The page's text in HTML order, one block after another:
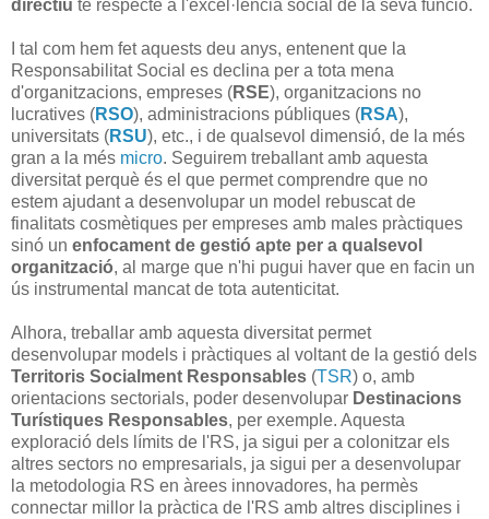
directiu té respecte a l'excel·lència social de la seva funció.
I tal com hem fet aquests deu anys, entenent que la
Responsabilitat Social es declina per a tota mena
d'organitzacions, empreses (RSE), organitzacions no
lucratives (RSO), administracions públiques (RSA),
universitats (RSU), etc., i de qualsevol dimensió, de la més
gran a la més micro. Seguirem treballant amb aquesta
diversitat perquè és el que permet comprendre que no
estem ajudant a desenvolupar un model rebuscat de
finalitats cosmètiques per empreses amb males pràctiques
sinó un enfocament de gestió apte per a qualsevol
organització, al marge que n'hi pugui haver que en facin un
ús instrumental mancat de tota autenticitat.
Alhora, treballar amb aquesta diversitat permet
desenvolupar models i pràctiques al voltant de la gestió dels
Territoris Socialment Responsables (TSR) o, amb
orientacions sectorials, poder desenvolupar Destinacions
Turístiques Responsables, per exemple. Aquesta
exploració dels límits de l'RS, ja sigui per a colonitzar els
altres sectors no empresarials, ja sigui per a desenvolupar
la metodologia RS en àrees innovadores, ha permès
connectar millor la pràctica de l'RS amb altres disciplines i